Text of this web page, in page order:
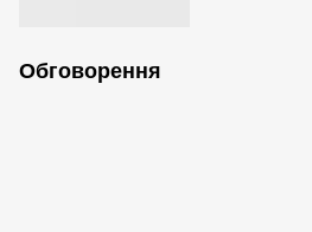
Обговорення